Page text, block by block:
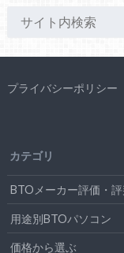
プライバシーポリシー
カテゴリ
BTOメーカー評価・評
用途別BTOパソコン
価格から選ぶ